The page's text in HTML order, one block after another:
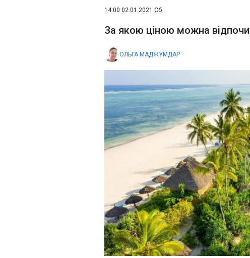
14:00 02.01.2021 Сб
За якою ціною можна
ОЛЬГА МАДЖУМДАР